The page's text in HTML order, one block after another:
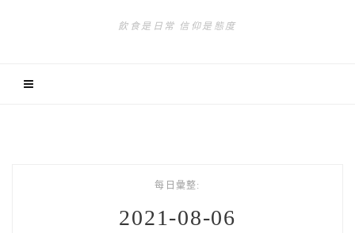
飲食是日常 信仰是態度
每日彙整:
2021-08-06